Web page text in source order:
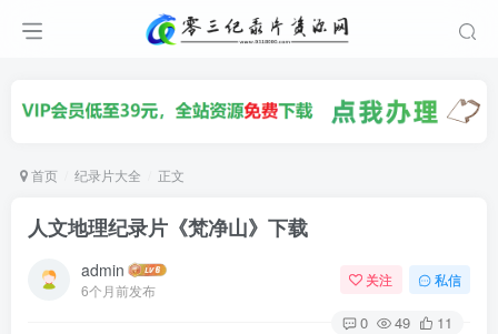
首页 纪录片大全 正文
人文地理纪录片《梵净山》下载
admin
6个月前发布
关注 私信
0 49 11